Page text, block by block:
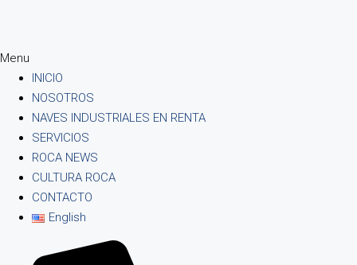
Menu
INICIO
NOSOTROS
NAVES INDUSTRIALES EN RENTA
SERVICIOS
ROCA NEWS
CULTURA ROCA
CONTACTO
English